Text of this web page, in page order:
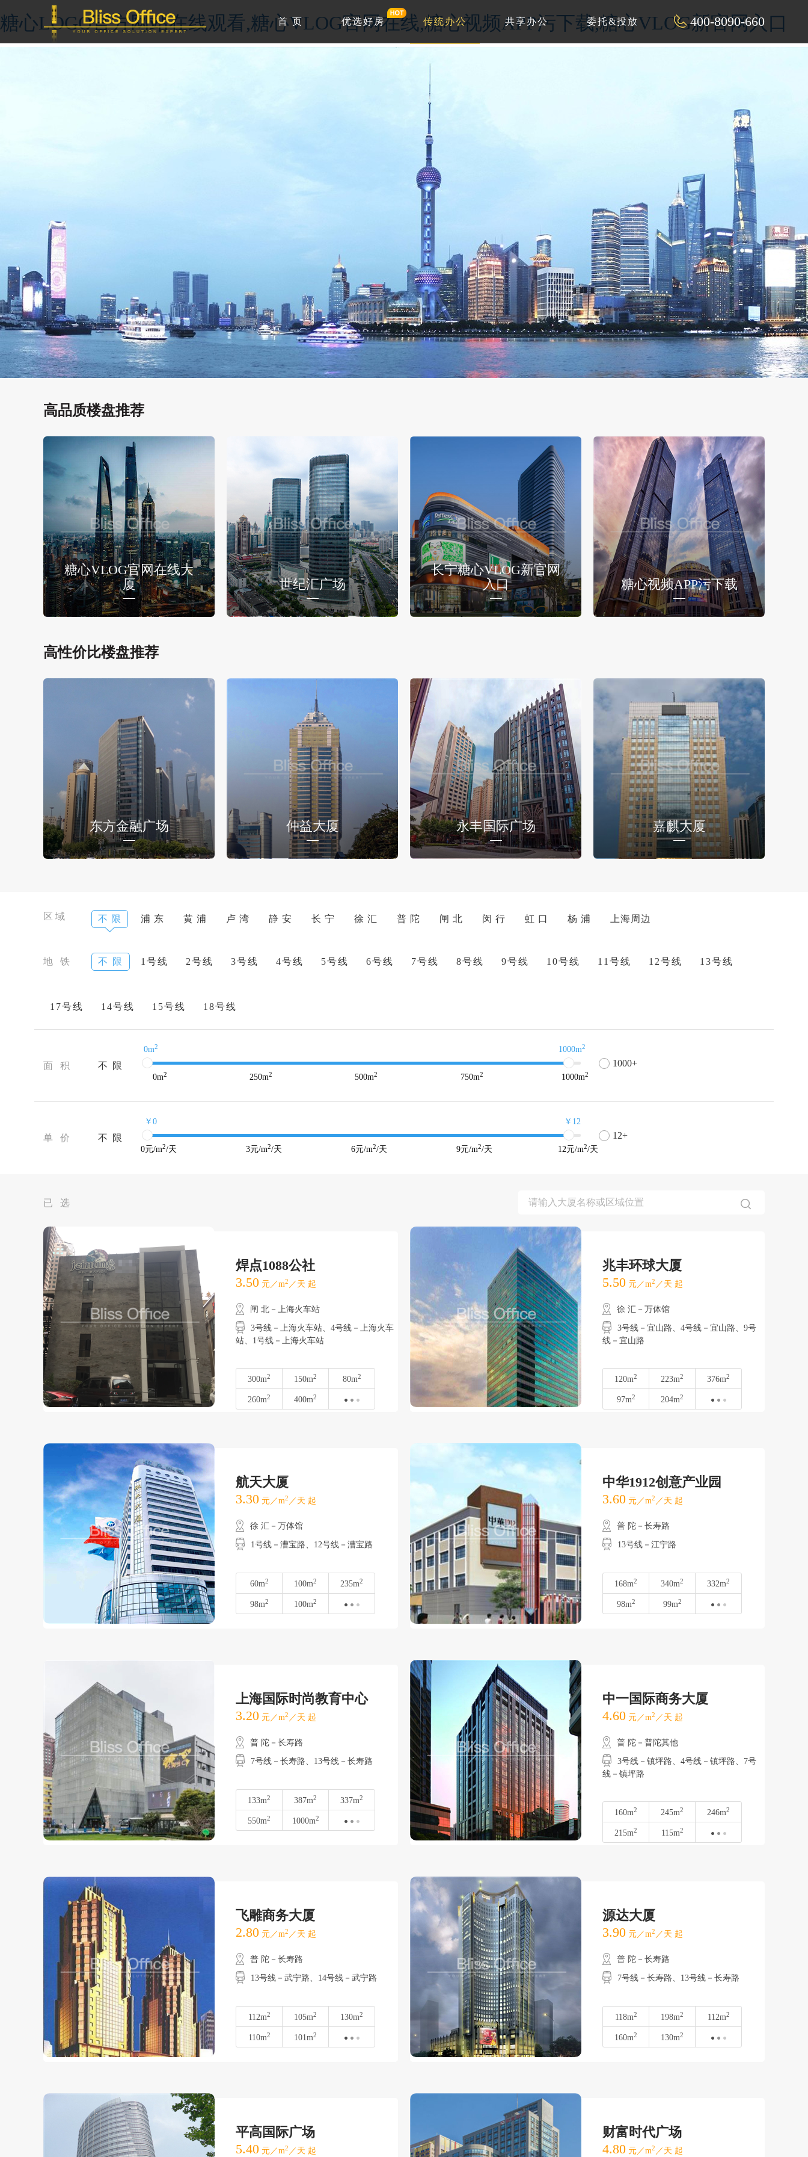
糖心LOGO官方网站在线观看,糖心VLOG官网在线,糖心视频APP污下载,糖心VLOG新官网入口
400-8090-660
首 页 优选好房 传统办公 共享办公 委托&投放
高品质楼盘推荐
糖心VLOG官网在线大
厦
世纪汇广场
长宁糖心VLOG新官网
入口
糖心视频APP污下载
高性价比楼盘推荐
东方金融广场 仲益大厦 永丰国际广场 嘉麒大厦
区域 不 限 浦 东 黄 浦 卢 湾 静 安 长 宁 徐 汇 普 陀 闸 北 闵 行 虹 口 杨 浦 上海周边
地 铁 不 限 1号线 2号线 3号线 4号线 5号线 6号线 7号线 8号线 9号线 10号线 11号线 12号线 13号线
17号线 14号线 15号线 18号线
面 积 不 限
0m2 1000m2
0m2 250m2 500m2 750m2 1000m2
1000+
单 价 不 限
￥0 ￥12
0元/m2/天 3元/m2/天 6元/m2/天 9元/m2/天 12元/m2/天
12+
已 选
焊点1088公社
3.50 元／m2 ／天 起
闸 北－上海火车站
3号线－上海火车站、4号线－上海火车
站、1号线－上海火车站
300m2 150m2 80m2
260m2 400m2
兆丰环球大厦
5.50 元／m2 ／天 起
徐 汇－万体馆
3号线－宜山路、4号线－宜山路、9号
线－宜山路
120m2 223m2 376m2
97m2 204m2
航天大厦
3.30 元／m2 ／天 起
徐 汇－万体馆
1号线－漕宝路、12号线－漕宝路
60m2 100m2 235m2
98m2 100m2
中华1912创意产业园
3.60 元／m2 ／天 起
普 陀－长寿路
13号线－江宁路
168m2 340m2 332m2
98m2 99m2
上海国际时尚教育中心
3.20 元／m2 ／天 起
普 陀－长寿路
7号线－长寿路、13号线－长寿路
133m2 387m2 337m2
550m2 1000m2
中一国际商务大厦
4.60 元／m2 ／天 起
普 陀－普陀其他
3号线－镇坪路、4号线－镇坪路、7号
线－镇坪路
160m2 245m2 246m2
215m2 115m2
飞雕商务大厦
2.80 元／m2 ／天 起
普 陀－长寿路
13号线－武宁路、14号线－武宁路
112m2 105m2 130m2
110m2 101m2
源达大厦
3.90 元／m2 ／天 起
普 陀－长寿路
7号线－长寿路、13号线－长寿路
118m2 198m2 112m2
160m2 130m2
平高国际广场
5.40 元／m2 ／天 起
财富时代广场
4.80 元／m2 ／天 起